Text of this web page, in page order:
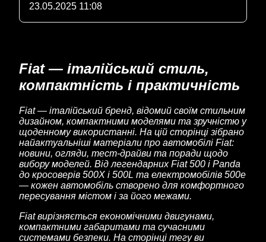
23.05.2025 11:08
Fiat — італійський стиль,
компактність і практичність
Fiat — італійський бренд, відомий своїм стильним
дизайном, компактними моделями та зручністю у
щоденному використанні. На цій сторінці зібрано
найактуальніші матеріали про автомобілі Fiat:
новини, огляди, тест-драйви та поради щодо
вибору моделей. Від легендарних Fiat 500 і Panda
до кросоверів 500X і 500L та електромобілів 500e
— кожен автомобіль створено для комфортного
пересування містом і за його межами.
Fiat вирізняється економічними двигунами,
компактними габаритами та сучасними
системами безпеки. На сторінці тегу ви